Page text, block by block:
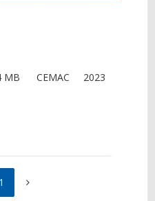
MB CEMAC 2023
1